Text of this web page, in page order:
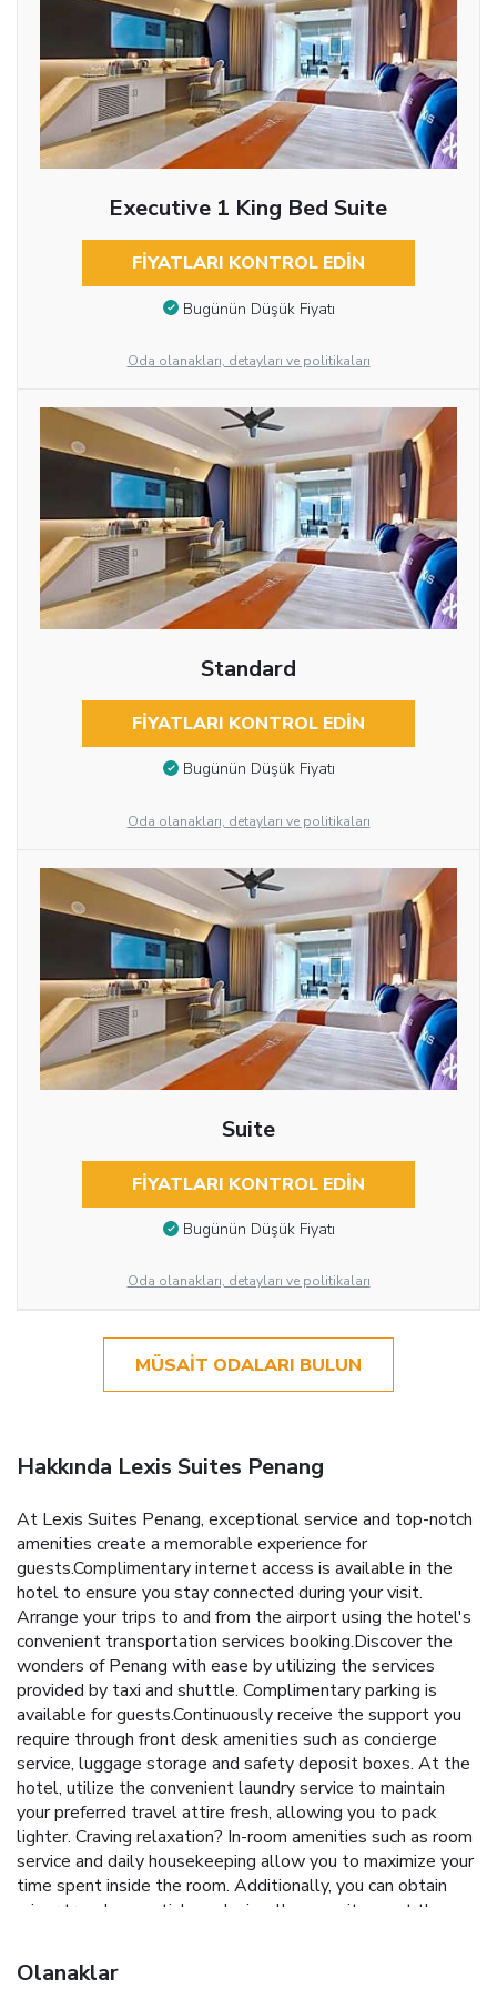
Executive 1 King Bed Suite
FIYATLARI KONTROL EDIN
Bugünün Düşük Fiyatı
Oda olanakları, detayları ve politikaları
Standard
FIYATLARI KONTROL EDIN
Bugünün Düşük Fiyatı
Oda olanakları, detayları ve politikaları
Suite
FIYATLARI KONTROL EDIN
Bugünün Düşük Fiyatı
Oda olanakları, detayları ve politikaları
MÜSAIT ODALARI BULUN
Hakkında Lexis Suites Penang
At Lexis Suites Penang, exceptional service and top-notch
amenities create a memorable experience for
guests.Complimentary internet access is available in the
hotel to ensure you stay connected during your visit.
Arrange your trips to and from the airport using the hotel's
convenient transportation services booking.Discover the
wonders of Penang with ease by utilizing the services
provided by taxi and shuttle. Complimentary parking is
available for guests.Continuously receive the support you
require through front desk amenities such as concierge
service, luggage storage and safety deposit boxes. At the
hotel, utilize the convenient laundry service to maintain
your preferred travel attire fresh, allowing you to pack
lighter. Craving relaxation? In-room amenities such as room
service and daily housekeeping allow you to maximize your
time spent inside the room. Additionally, you can obtain
minor travel essentials and miscellaneous items at the
Suites Penang.Due to health concerns, smoking is strictly
prohibited within the entire premises of hotel. For the
Olanaklar